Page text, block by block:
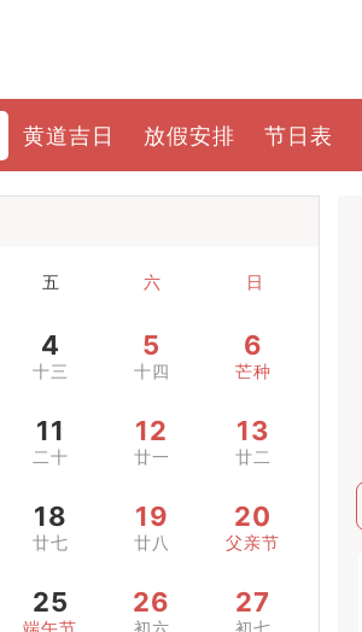
黄道吉日 放假安排 节日表
五 六 日
4
十三
5
十四
6
芒种
11
二十
12
廿一
13
廿二
18
廿七
19
廿八
20
父亲节
25
端午节
26
初六
27
初七